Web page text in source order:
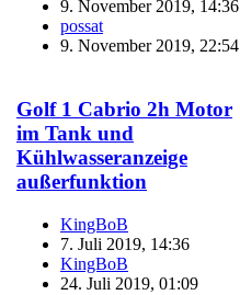
9. November 2019, 14:36
possat
9. November 2019, 22:54
Golf 1 Cabrio 2h Motor
im Tank und
Kühlwasseranzeige
außerfunktion
KingBoB
7. Juli 2019, 14:36
KingBoB
24. Juli 2019, 01:09